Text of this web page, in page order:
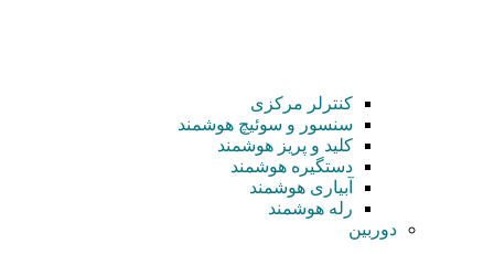
کنترلر مرکزی
سنسور و سوئیچ هوشمند
کلید و پریز هوشمند
دستگیره هوشمند
آبیاری هوشمند
رله هوشمند
دوربین